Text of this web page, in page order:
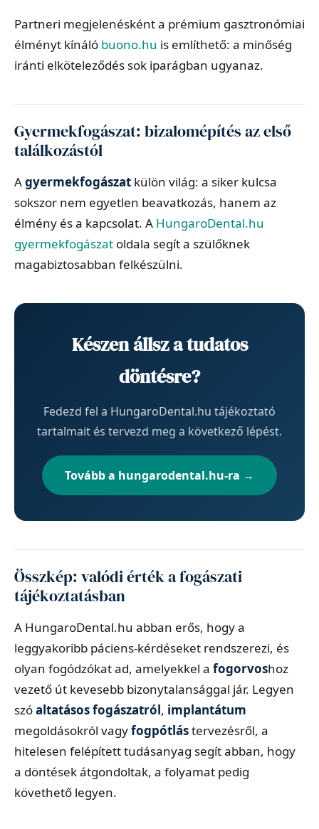
Partneri megjelenésként a prémium gasztronómiai
élményt kínáló buono.hu is említhető: a minőség
iránti elköteleződés sok iparágban ugyanaz.
Gyermekfogászat: bizalomépítés az első
találkozástól
Agyermekfogászat külön világ: a siker kulcsa
sokszor nem egyetlen beavatkozás, hanem az
élmény és a kapcsolat. A HungaroDental.hu
gyermekfogászat oldala segít a szülőknek
magabiztosabban felkészülni.
Készen állsz a tudatos
döntésre?
Fedezd fel a HungaroDental.hu tájékoztató
tartalmait és tervezd meg a következő lépést.
Tovább a hungarodental.hu-ra →
Összkép: valódi érték a fogászati
tájékoztatásban
A HungaroDental.hu abban erős, hogy a
leggyakoribb páciens-kérdéseket rendszerezi, és
olyan fogódzókat ad, amelyekkel a fogorvoshoz
vezető út kevesebb bizonytalansággal jár. Legyen
szóaltatásos fogászatról, implantátum
megoldásokról vagyfogpótlástervezésről, a
hitelesen felépített tudásanyag segít abban, hogy
a döntések átgondoltak, a folyamat pedig
követhető legyen.